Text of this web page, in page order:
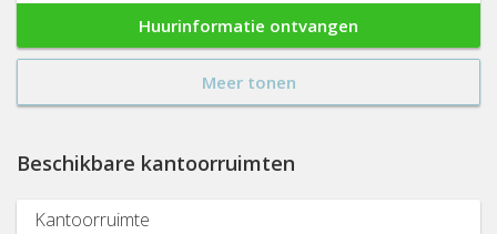
Huurinformatie ontvangen
Meer tonen
Beschikbare kantoorruimten
Kantoorruimte